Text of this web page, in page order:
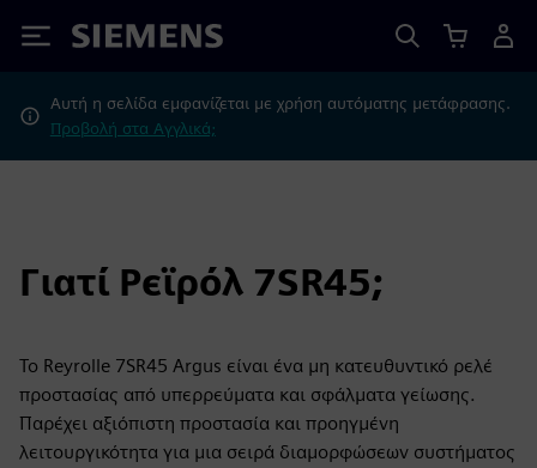
Siemens
Αυτή η σελίδα εμφανίζεται με χρήση αυτόματης μετάφρασης.
Προβολή στα Αγγλικά;
Γιατί Ρεϊρόλ 7SR45;
Το Reyrolle 7SR45 Argus είναι ένα μη κατευθυντικό ρελέ
προστασίας από υπερρεύματα και σφάλματα γείωσης.
Παρέχει αξιόπιστη προστασία και προηγμένη
λειτουργικότητα για μια σειρά διαμορφώσεων συστήματος